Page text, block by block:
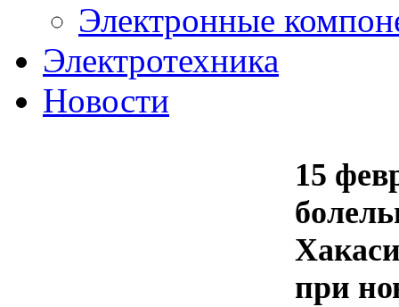
Электронные
Электротехника
Новости
15
при